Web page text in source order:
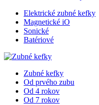
Elektrické zubné kefky
Magnetické iO
Sonické
Batériové
Zubné kefky
Od prvého zubu
Od 4 rokov
Od 7 rokov